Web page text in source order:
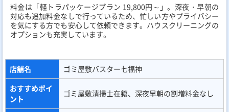
料金は「軽トラパッケージプラン 19,800円～」。深夜・早朝の
対応も追加料金なしで行っているため、忙しい方やプライバシー
を気にする方でも安心して依頼できます。ハウスクリーニングの
オプションも充実しています。
店舗名
ゴミ屋敷バスター七福神
おすすめポイ
ント
ゴミ屋敷清掃士在籍、深夜早朝の割増料金なし